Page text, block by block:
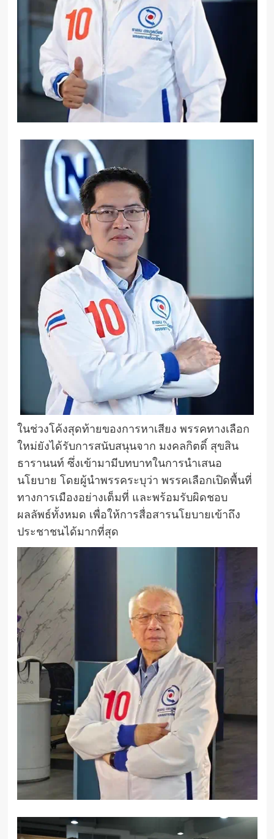
ในช่วงโค้งสุดท้ายของการหาเสียง พรรคทางเลือก
ใหม่ยังได้รับการสนับสนุนจาก มงคลกิตติ์ สุขสิน
ธารานนท์ ซึ่งเข้ามามีบทบาทในการนำเสนอ
นโยบาย โดยผู้นำพรรคระบุว่า พรรคเลือกเปิดพื้นที่
ทางการเมืองอย่างเต็มที่ และพร้อมรับผิดชอบ
ผลลัพธ์ทั้งหมด เพื่อให้การสื่อสารนโยบายเข้าถึง
ประชาชนได้มากที่สุด